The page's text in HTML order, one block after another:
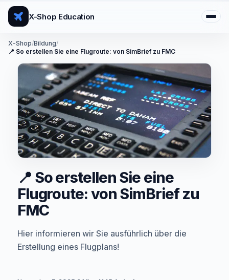
X-Shop Education
X-Shop/Bildung/
📍 So erstellen Sie eine Flugroute: von SimBrief zu FMC
📍 So erstellen Sie eine
Flugroute: von SimBrief zu
FMC
Hier informieren wir Sie ausführlich über die
Erstellung eines Flugplans!